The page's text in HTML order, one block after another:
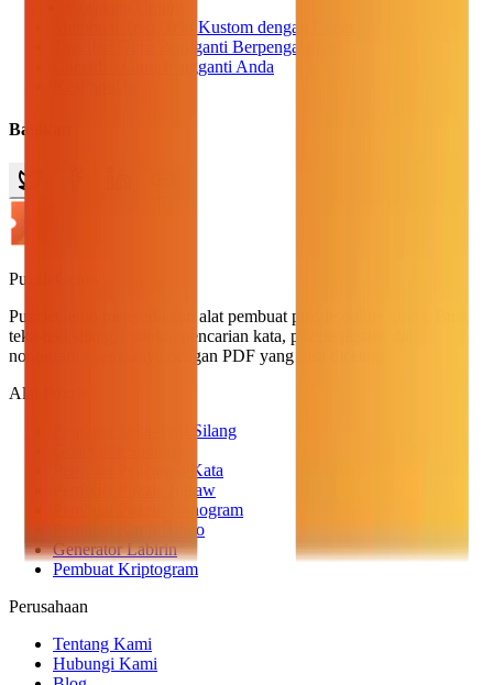
Membuat Teka-Teki Kustom dengan Cepat
Tips dari Guru Pengganti Berpengalaman
Checklist Guru Pengganti Anda
Bagikan
PuzzleGenio
PuzzleGenio menyediakan alat pembuat puzzle online gratis. Buat
teka-teki silang, sudoku, pencarian kata, puzzle jigsaw, dan
nonogram - semuanya dengan PDF yang bisa dicetak.
Alat Puzzle
Pembuat Teka-Teki Silang
Pembuat Pencarian Kata
Pembuat Puzzle Jigsaw
Pembuat Puzzle Nonogram
Pembuat Kartu Bingo
Generator Labirin
Pembuat Kriptogram
Perusahaan
Tentang Kami
Hubungi Kami